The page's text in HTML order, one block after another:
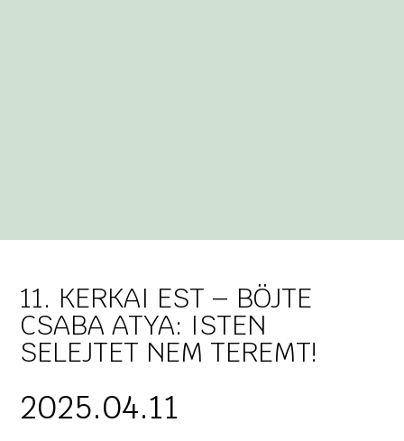
11. KERKAI EST – BÖJTE
CSABA ATYA: ISTEN
SELEJTET NEM TEREMT!
2025.04.11